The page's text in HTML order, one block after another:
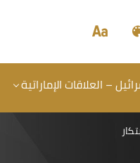
– العلاقات الإماراتية